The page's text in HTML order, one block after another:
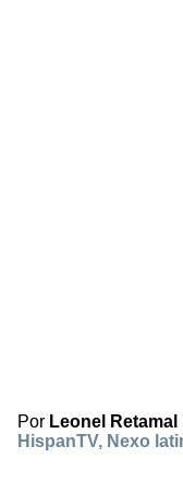
Por Leonel Retamal
HispanTV, Nexo